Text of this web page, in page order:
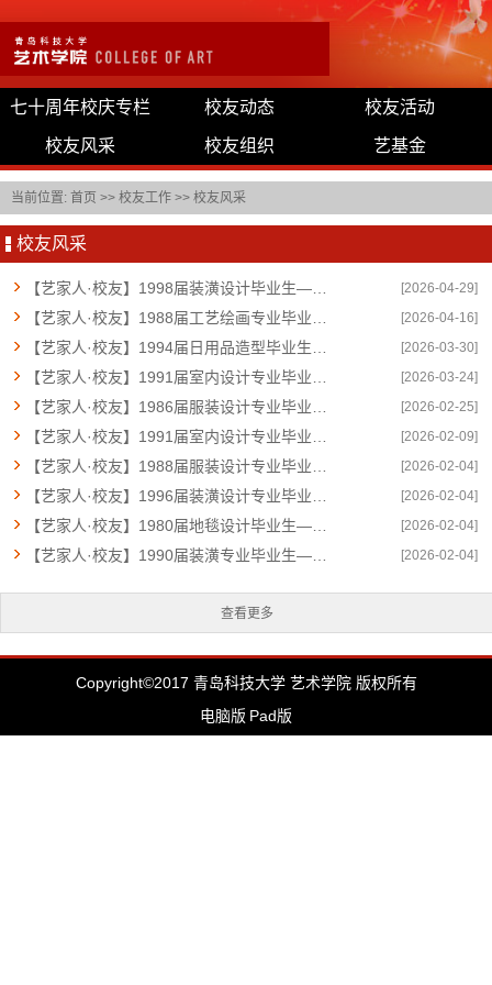
七十周年校庆专栏 校友动态 校友活动
校友风采 校友组织 艺基金
当前位置: 首页 >> 校友工作 >> 校友风采
校友风采
[2026-04-29]
[2026-04-16]
[2026-03-30]
[2026-03-24]
[2026-02-25]
[2026-02-09]
[2026-02-04]
[2026-02-04]
[2026-02-04]
[2026-02-04]
查看更多
Copyright©2017 青岛科技大学 艺术学院 版权所有
电脑版 Pad版